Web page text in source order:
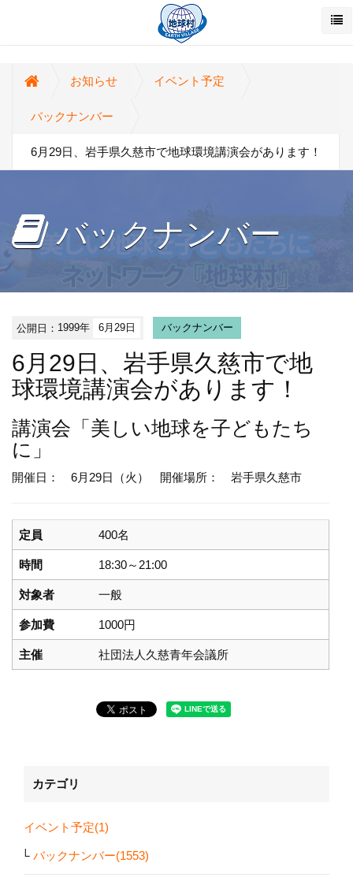
お知らせ イベント予定
バックナンバー
6月29日、岩手県久慈市で地球環境講演会があります！
バックナンバー
公開日： 1999年 6月29日 バックナンバー
6月29日、岩手県久慈市で地
球環境講演会があります！
講演会 「美しい地球を子どもたち
に」
開催日： 6月29日（火） 開催場所： 岩手県久慈市
定員 400名
時間 18:30～21:00
対象者 一般
参加費 1000円
主催 社団法人久慈青年会議所
カテゴリ
イベント予定(1)
バックナンバー(1553)